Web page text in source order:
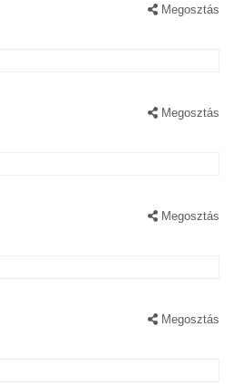
Megosztás
Megosztás
Megosztás
Megosztás